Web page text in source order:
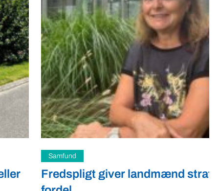
Fredspligt giver landmænd strategisk